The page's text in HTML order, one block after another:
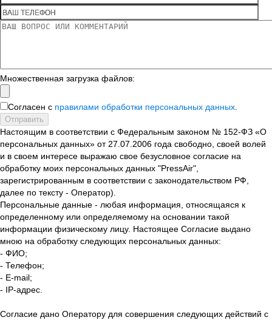
Множественная загрузка файлов:
Согласен с правилами обработки персональных данных
Отправить
Настоящим в соответствии с Федеральным законом № 152-ФЗ «О
персональных данных» от 27.07.2006 года свободно, своей волей
и в своем интересе выражаю свое безусловное согласие на
обработку моих персональных данных "PressAir",
зарегистрированным в соответствии с законодательством РФ,
далее по тексту - Оператор).
Персональные данные - любая информация, относящаяся к
определенному или определяемому на основании такой
информации физическому лицу. Настоящее Согласие выдано
мною на обработку следующих персональных данных:
- ФИО;
- Телефон;
- E-mail;
- IP-адрес.
Согласие дано Оператору для совершения следующих действий с